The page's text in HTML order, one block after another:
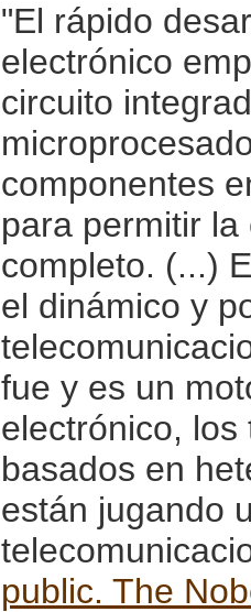
"El rápido
electrónico
circuito
componentes
para permitir
completo. (...)
el dinámico y
fue y es un
electrónico,
basados en
están jugando
public. The